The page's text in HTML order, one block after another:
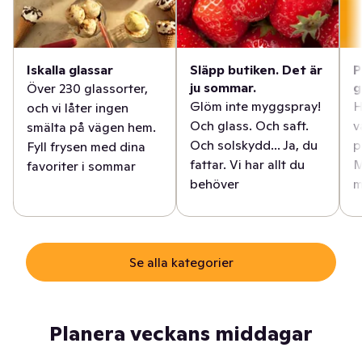
Iskalla glassar
Över 230 glassorter,
och vi låter ingen
smälta på vägen hem.
Fyll frysen med dina
favoriter i sommar
Släpp butiken. Det är
ju sommar.
Glöm inte myggspray!
Och glass. Och saft.
Och solskydd... Ja, du
fattar. Vi har allt du
behöver
Se alla kategorier
Planera veckans middagar